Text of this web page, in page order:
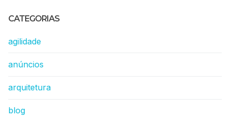
CATEGORIAS
agilidade
anúncios
arquitetura
blog